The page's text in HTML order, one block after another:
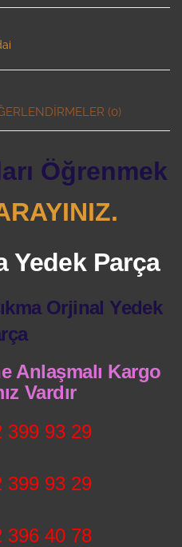
(0)
Öğrenmek
Yedek Parça
Orjinal Yedek
Anlaşmalı Kargo
Vardır
399 93 29
399 93 29
396 40 78